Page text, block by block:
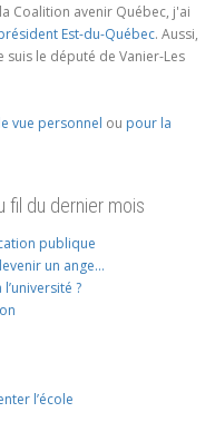
Coalition avenir Québec, j'ai
Est-du-Québec. Aussi,
le député de Vanier-Les
vue personnel ou pour la
fil du dernier mois
publique
un ange…
?
l’école